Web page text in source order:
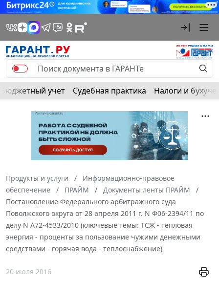
Бюджетный учет Судебная практика Налоги и
Продукты и услуги
Информационно-правовое
обеспечение
ПРАЙМ
Документы ленты ПРАЙМ
Постановление Федерального арбитражного суда
Поволжского округа от 28 апреля 2011 г. N Ф06-2394/11 по
делу N А72-4533/2010 (ключевые темы: ТСЖ - тепловая
энергия - проценты за пользование чужими денежными
средствами - горячая вода - теплоснабжение)
20 июля 2016